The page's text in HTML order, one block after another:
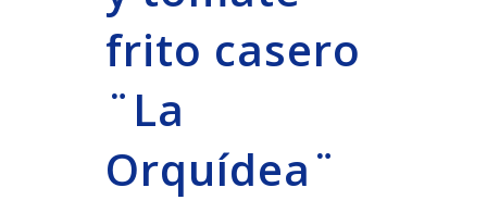
frito casero
¨La
Orquídea¨